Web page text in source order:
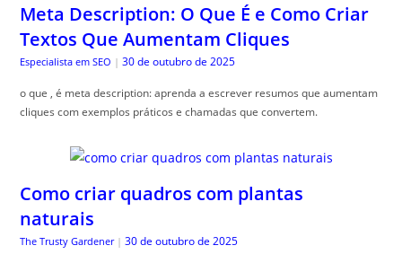
Meta Description: O Que É e Como Criar
Textos Que Aumentam Cliques
Especialista em SEO | 30 de outubro de 2025
o que , é meta description: aprenda a escrever resumos que aumentam
cliques com exemplos práticos e chamadas que convertem.
Como criar quadros com plantas
naturais
The Trusty Gardener | 30 de outubro de 2025